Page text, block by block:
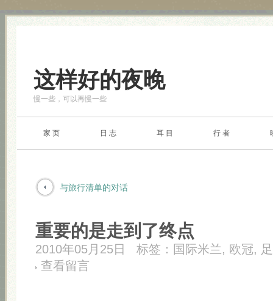
这样好的夜晚
慢一些，可以再慢一些
家 页 日 志 耳 目 行 者
与旅行清单的对话
重要的是走到了终点
2010年05月25日 标签： 国际米兰, 欧冠,
查看留言